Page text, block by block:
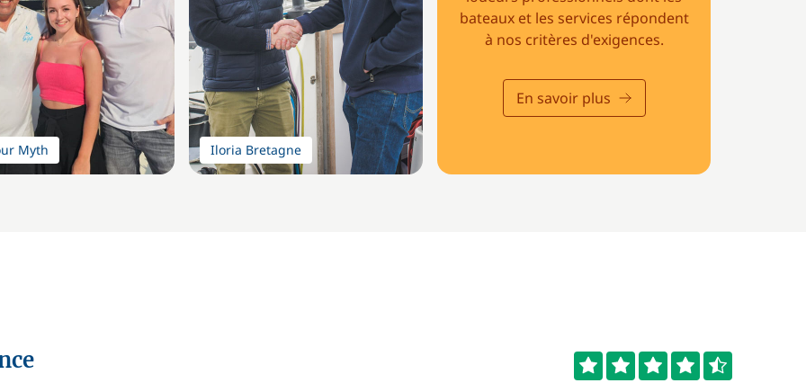
bateaux et les services répondent
à nos critères d'exigences.
En savoir plus
Myth Iloria Bretagne